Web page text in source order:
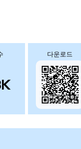
다운로드